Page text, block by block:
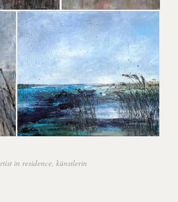
in residence künstlerin